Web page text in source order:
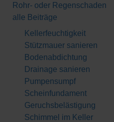
Rohr- oder Regenschaden
alle Beiträge
Kellerfeuchtigkeit
Stützmauer sanieren
Bodenabdichtung
Drainage sanieren
Pumpensumpf
Scheinfundament
Geruchsbelästigung
Schimmel im Keller